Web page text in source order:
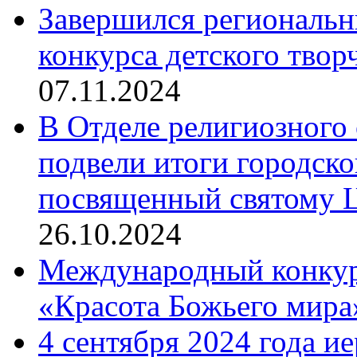
Завершился
конкурса детского
07.11.2024
В Отделе религиозного
подвели итоги
посвященный святому
26.10.2024
Международный
«Красота Божьего
4 сентября 2024 года